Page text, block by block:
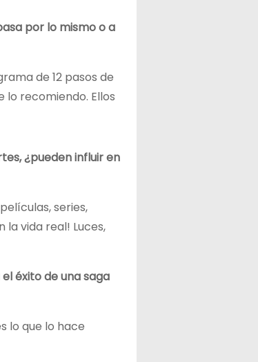
por lo mismo o a
de 12 pasos de
lo recomiendo. Ellos
¿pueden influir en
series,
la vida real! Luces,
éxito de una saga
lo que lo hace